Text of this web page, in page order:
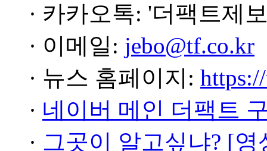
· 카카오톡: '더팩트제
· 이메일: jebo@tf.co.kr
· 뉴스 홈페이지:
· 네이버 메인 더팩트
· 그곳이 알고싶냐? [